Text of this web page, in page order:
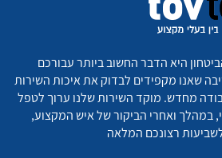
היא הדבר החשוב ביותר עבורכם
שאנו מקפידים לבדוק את איכות השירות
מחדש. מוקד השירות שלנו ערוך לטפל
במהלך ואחרי הביקור של איש המקצוע,
רצונכם המלאה